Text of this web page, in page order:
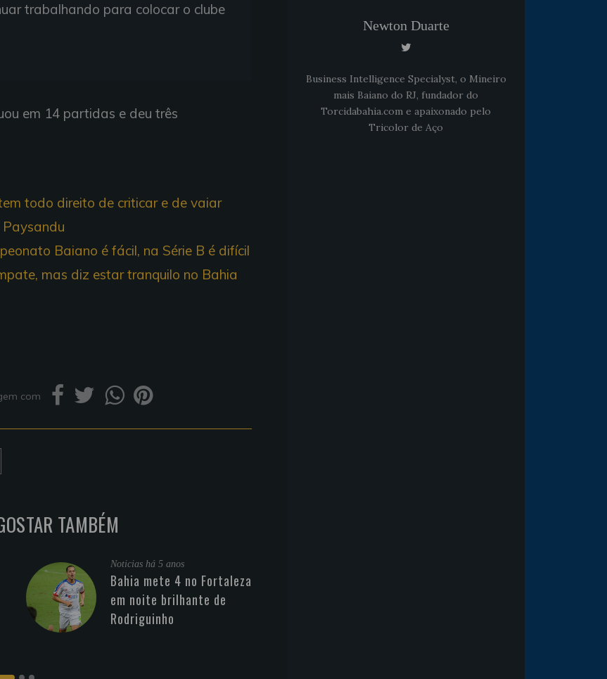
trabalhando para colocar o clube
em 14 partidas e deu três
todo direito de criticar e de vaiar
Baiano é fácil, na Série B é difícil
mas diz estar tranquilo no Bahia
com
TAMBÉM
Noticias há 5 anos
Bahia mete 4 no Fortaleza
em noite brilhante de
Rodriguinho
Newton Duarte
Business Intelligence Specialyst, o Mineiro
mais Baiano do RJ, fundador do
Torcidabahia.com e apaixonado pelo
Tricolor de Aço